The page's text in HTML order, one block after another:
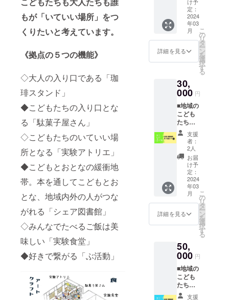
もが「いていい場所」をつ
くりたいと考えています。
《拠点の５つの機能》
◇大人の入り口である「珈
琲スタンド」
◆こどもたちの入り口とな
る「駄菓子屋さん」
◇こどもたちのいていい場
所となる「実験アトリエ」
◆こどもとおとなの緩衝地
帯。本を通してこどもとお
とな、地域内外の人がつな
がれる「シェア図書館」
◇みんなでたべるご飯は美
味しい「実験食堂」
◆好きで繋がる「ぶ活動」
く限り
掲載い
たしま
す ※
ニック
ネーム
名前で
掲載希
望され
る方は
備考欄
に記載
おねが
いいた
しま
す。
○開拓者
限定
村作り
会議
（オン
ライ
ン）ご
招待※ど
ストが
来るか
はお楽
しみに
（2024
年 3月
予定）
○ニオノ
チルビ
レッジ
がオー
プンし
てから
そのま
ま住民
さんを
継続さ
登録料
（¥3,00
0程度）
不要で
す ○開
拓民と
してHP
３月〜5
月）イ
ベント
参加
1000円
割引 ○
開拓期
間（拠
オープ
ン期間
３月〜5
月）ハ
レとケ
コー
ヒー村
民価格
（¥500
） ※ド
リップ
コー
ヒー
パック
セット
送付を
ご希望
の方は
備考欄
載くだ
さい ○
開拓者
限定
村民
オープ
ン
ルや注
意書き
をご確
認くだ
さい。
点の掲
示板に
載させ
ていた
だきま
す。 ※
ニック
ネーム
など、
本名以
外のお
名前で
掲載希
望され
る方は
備考欄
に記載
いいた
しま
ん。
「株式
会社暮
らすこ
と 代
「日々
ベーグ
長」
「天然
氷にち
か 主
人」暮
らしや
食を礎
に全国
を飛び
回る彼
女のい
つかの
夢「お
ばんざ
い屋さ
ニオノ
チルビ
不定期
開催。
地産地
消の旬
の食材
を彼女
らしい
いる彼
のサロ
ン。消
費され
るもの
とは一
線を画
楽しみ
方をぜ
ひ体験
してみ
てくだ
さい 限
定20人
（定員8
人程度/
各回）
※3 〜５
月の間
に拠点
にて開
催（開
日は支
援者様
わせて
設定い
たしま
す） ※
開催地
までの
交通費
昼食と
おやつ
テンド
は辻、
ヨット
はヨッ
トに
乗って
半世
紀、海
の魅力
を子供
達に伝
えたい
藤田さ
んと藤
田さん
の相棒
の25歳
のおば
あちゃ
んヨッ
ピード
はその
日の風
向きや
風力に
よって
大きく
か？■ ○
ホーム
ページ
に協賛
企業と
してバ
ナーを
掲載さ
ただき
ます。
○拠点掲
示板に
企業様
のお名
前を掲
載させ
ていた
だきま
す。
○
ニオノ
チルビ
レッジ
季刊誌
に協力
企業と
してロ
ゴを掲
載いた
しま
定：
2024
年03
月
詳細を見る
こ
の
リ
タ
ー
ン
を
選
択
す
る
30,
000 円
■地域の
こども
たちの
未来を
育てる
協力し
てくれ
ません
か？■ ○
図書館
（3月〜
5月）の
本棚に
企業
様・店
舗様の
コー
ナーを
つくり
ま
す。
○ホーム
ページ
支援
者：
2人
お届
け予
定：
2024
年03
月
詳細を見る
こ
の
リ
タ
ー
ン
を
選
択
す
る
50,
000 円
■地域の
こども
たちの
未来を
支援